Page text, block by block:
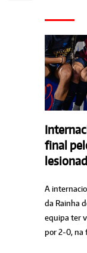
final
A
da Rainha
equipa ter
por 2-0, na